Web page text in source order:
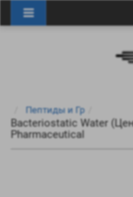
Пептиды и Гр
Bacteriostatic Water
Pharmaceutical